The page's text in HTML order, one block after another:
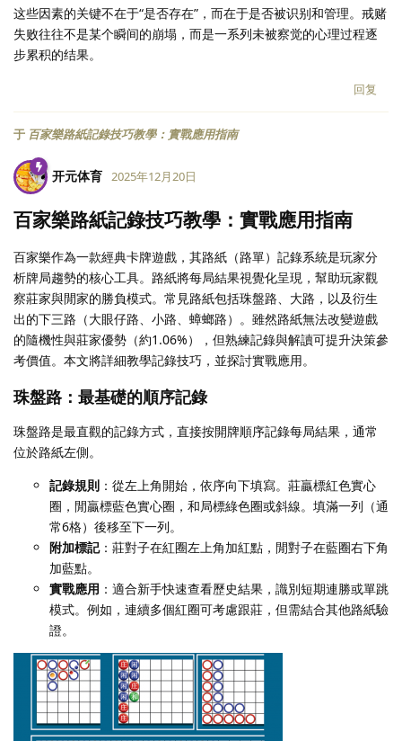
这些因素的关键不在于“是否存在”，而在于是否被识别和管理。戒赌
失败往往不是某个瞬间的崩塌，而是一系列未被察觉的心理过程逐
步累积的结果。
回复
于 百家樂路紙記錄技巧教學：實戰應用指南
开元体育 2025年12月20日
百家樂路紙記錄技巧教學：實戰應用指南
百家樂作為一款經典卡牌遊戲，其路紙（路單）記錄系統是玩家分
析牌局趨勢的核心工具。路紙將每局結果視覺化呈現，幫助玩家觀
察莊家與閒家的勝負模式。常見路紙包括珠盤路、大路，以及衍生
出的下三路（大眼仔路、小路、蟑螂路）。雖然路紙無法改變遊戲
的隨機性與莊家優勢（約1.06%），但熟練記錄與解讀可提升決策參
考價值。本文將詳細教學記錄技巧，並探討實戰應用。
珠盤路：最基礎的順序記錄
珠盤路是最直觀的記錄方式，直接按開牌順序記錄每局結果，通常
位於路紙左側。
記錄規則 ：從左上角開始，依序向下填寫。莊贏標紅色實心
圈，閒贏標藍色實心圈，和局標綠色圈或斜線。填滿一列（通
常6格）後移至下一列。
附加標記：莊對子在紅圈左上角加紅點，閒對子在藍圈右下角
加藍點。
實戰應用 ：適合新手快速查看歷史結果，識別短期連勝或單跳
模式。例如，連續多個紅圈可考慮跟莊，但需結合其他路紙驗
證。